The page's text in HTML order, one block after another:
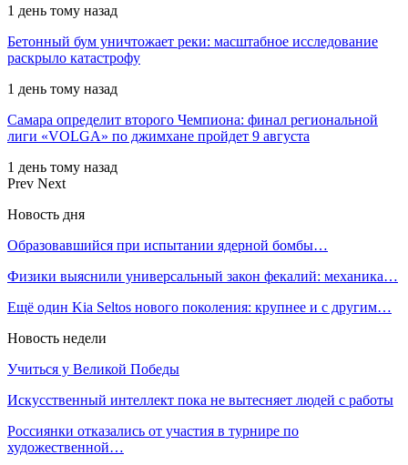
1 день тому назад
Бетонный бум уничтожает реки: масштабное исследование
раскрыло катастрофу
1 день тому назад
Самара определит второго Чемпиона: финал региональной
лиги «VOLGA» по джимхане пройдет 9 августа
1 день тому назад
Prev Next
Новость дня
Образовавшийся при испытании ядерной бомбы…
Физики выяснили универсальный закон фекалий: механика…
Ещё один Kia Seltos нового поколения: крупнее и с другим…
Новость недели
Учиться у Великой Победы
Искусственный интеллект пока не вытесняет людей с работы
Россиянки отказались от участия в турнире по
художественной…